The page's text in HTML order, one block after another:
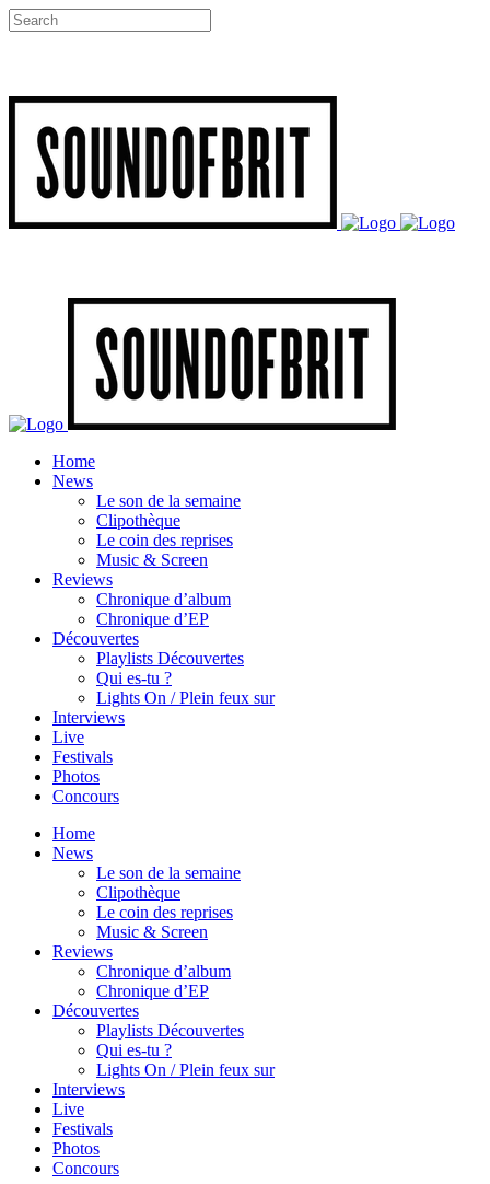
Home
News
Le son de la semaine
Clipothèque
Le coin des reprises
Music & Screen
Reviews
Chronique d’album
Chronique d’EP
Découvertes
Playlists Découvertes
Qui es-tu ?
Lights On / Plein feux sur
Interviews
Live
Festivals
Photos
Concours
Home
News
Le son de la semaine
Clipothèque
Le coin des reprises
Music & Screen
Reviews
Chronique d’album
Chronique d’EP
Découvertes
Playlists Découvertes
Qui es-tu ?
Lights On / Plein feux sur
Interviews
Live
Festivals
Photos
Concours